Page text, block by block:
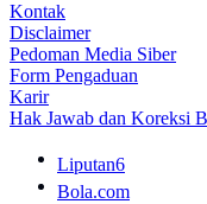
Kontak
Disclaimer
Pedoman Media Siber
Form Pengaduan
Karir
Hak Jawab dan Koreksi
Liputan6
Bola.com